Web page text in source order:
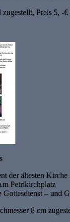
Preis 5, -€
der ältesten
Petrikirchplatz
Gottesdienst – und
8 cm